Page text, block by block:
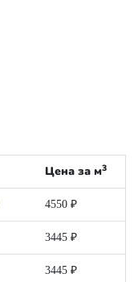
Цена за м3
4550 ₽
3445 ₽
3445 ₽